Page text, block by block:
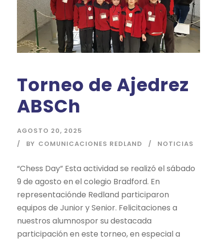
Torneo de Ajedrez
ABSCh
AGOSTO 20, 2025
BY COMUNICACIONES REDLAND NOTICIAS
“Chess Day” Esta actividad se realizó el sábado
9 de agosto en el colegio Bradford. En
representaciónde Redland participaron
equipos de Junior y Senior. Felicitaciones a
nuestros alumnospor su destacada
participación en este torneo, en especial a